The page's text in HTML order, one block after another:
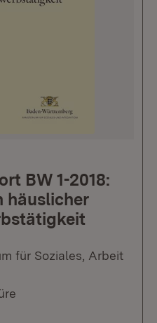
BW 1-2018:
häuslicher
für Soziales, Arbeit